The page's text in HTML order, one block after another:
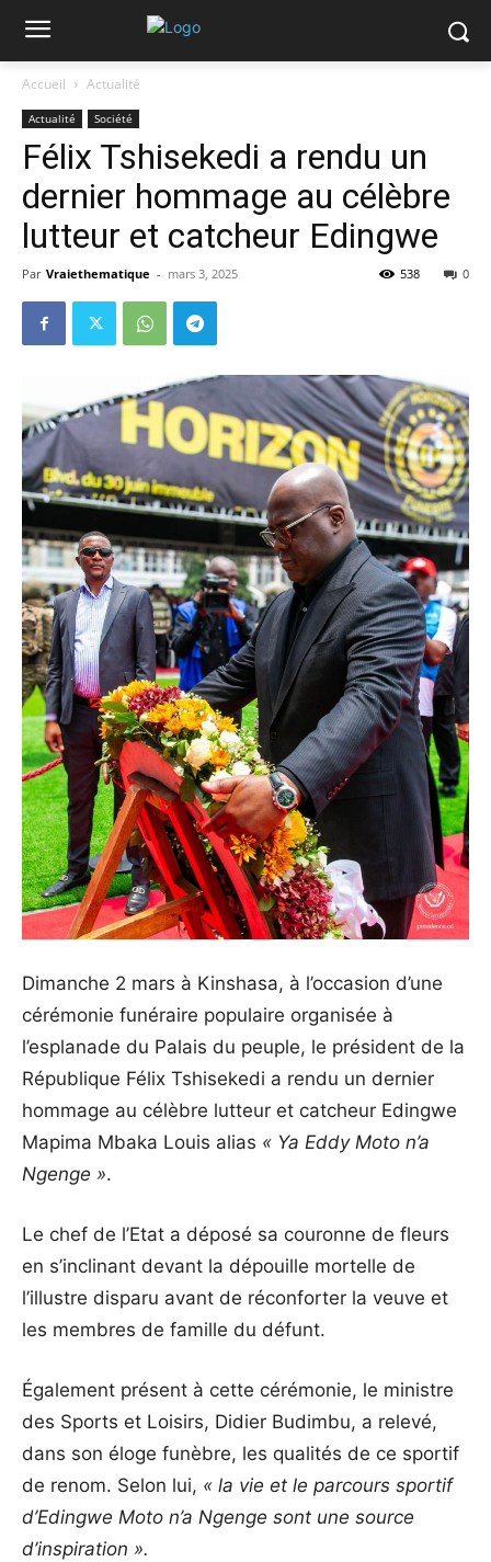
Accueil Actualité
Actualité Société
Félix Tshisekedi a rendu un
dernier hommage au célèbre
lutteur et catcheur Edingwe
Par Vraiethematique - mars 3, 2025 0
538
Dimanche 2 mars à Kinshasa, à l’occasion d’une
cérémonie funéraire populaire organisée à
l’esplanade du Palais du peuple, le président de la
République Félix Tshisekedi a rendu un dernier
hommage au célèbre lutteur et catcheur Edingwe
Mapima Mbaka Louis alias « Ya Eddy Moto n’a
Ngenge ».
Le chef de l’Etat a déposé sa couronne de fleurs
en s’inclinant devant la dépouille mortelle de
l’illustre disparu avant de réconforter la veuve et
les membres de famille du défunt.
Également présent à cette cérémonie, le ministre
des Sports et Loisirs, Didier Budimbu, a relevé,
dans son éloge funèbre, les qualités de ce sportif
de renom. Selon lui, « la vie et le parcours sportif
d’Edingwe Moto n’a Ngenge sont une source
d’inspiration ».